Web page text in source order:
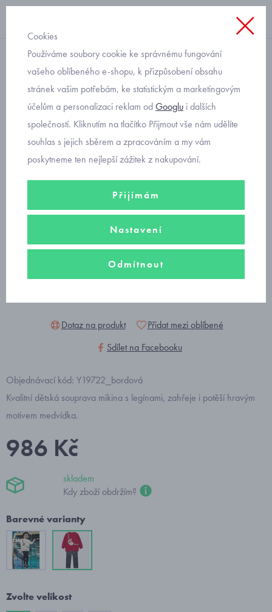
mikiny v kompletu
mikina s legínami Mayoral
4727-58
Dotaz na produkt
Přidat mezi oblíbené
Sdílet na Facebooku
Objednávací kód: Y19722_bordová
Kvalitní dětská souprava mikina s legínami, zahřeje i potěší hravým
motivem medvídka.
986 Kč
skladem
Kdy zboží obdržím?
Barevné varianty
Zvolte velikost
Cookies
Používáme soubory cookie ke správnému fungování
vašeho oblíbeného e-shopu, k přizpůsobení obsahu
stránek vašim potřebám, ke statistickým a marketingovým
účelům a personalizaci reklam odGooglu i dalších
společností. Kliknutím na tlačítko Přijmout vše nám udělíte
souhlas s jejich sběrem a zpracováním a my vám
poskytneme ten nejlepší zážitek z nakupování.
Přijímám
Nastavení
Odmítnout